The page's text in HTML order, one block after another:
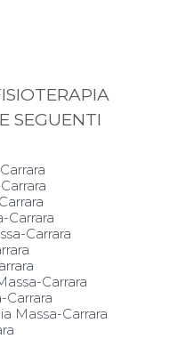
SEGUENTI
Carrara
Carrara
Carrara
Massa-Carrara